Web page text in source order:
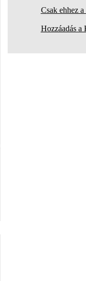
Csak ehhez
Hozzáadás